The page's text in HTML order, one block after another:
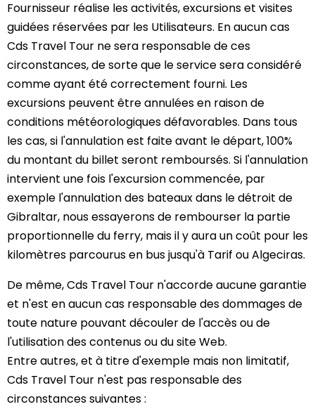
Fournisseur réalise les activités, excursions et visites
guidées réservées par les Utilisateurs. En aucun cas
Cds Travel Tour ne sera responsable de ces
circonstances, de sorte que le service sera considéré
comme ayant été correctement fourni. Les
excursions peuvent être annulées en raison de
conditions météorologiques défavorables. Dans tous
les cas, si l'annulation est faite avant le départ, 100%
du montant du billet seront remboursés. Si l'annulation
intervient une fois l'excursion commencée, par
exemple l'annulation des bateaux dans le détroit de
Gibraltar, nous essayerons de rembourser la partie
proportionnelle du ferry, mais il y aura un coût pour les
kilomètres parcourus en bus jusqu'à Tarif ou Algeciras.
De même, Cds Travel Tour n'accorde aucune garantie
et n'est en aucun cas responsable des dommages de
toute nature pouvant découler de l'accès ou de
l'utilisation des contenus ou du site Web.
Entre autres, et à titre d'exemple mais non limitatif,
Cds Travel Tour n'est pas responsable des
circonstances suivantes :